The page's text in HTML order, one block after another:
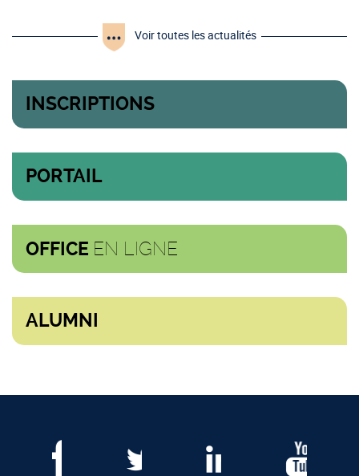
Voir toutes les actualités
INSCRIPTIONS
PORTAIL
OFFICE EN LIGNE
ALUMNI